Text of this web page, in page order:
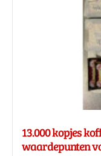
13.000 kopjes
waardepunten